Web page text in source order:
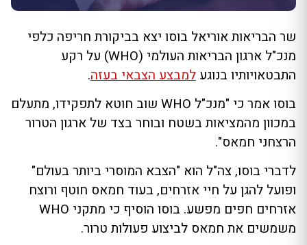
שר הבריאות אוריאל בוסו יצא בביקורת חריפה כלפי
מנכ"ל ארגון הבריאות העולמי (WHO) על רקע
התבטאויותיו בנוגע למבצע הצבאי בעזה.
בוסו אמר כי "מנכ"ל WHO שוב חוטא לתפקידו, מתעלם
במכוון מהמציאות בשטח ובוחר בצד של ארגון הטרור
הרצחני חמאס".
לדברי בוסו, צה"ל הוא "הצבא המוסרי ביותר בעולם"
ופועל להגן על חיי אזרחים, בעוד חמאס חוטף ורוצח
אזרחים חפים מפשע. בוסו הוסיף כי מתקני WHO
משמשים את חמאס לביצוע פעולות טרור.